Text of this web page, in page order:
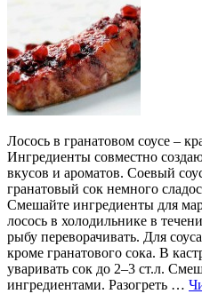
Лосось в гранатовом соусе –
Ингредиенты совместно
вкусов и ароматов. Соевый
гранатовый сок немного
Смешайте ингредиенты для
лосось в холодильнике в
рыбу переворачивать. Для
кроме гранатового сока. В
уваривать сок до 2–3 ст.л.
ингредиентами. Разогреть …